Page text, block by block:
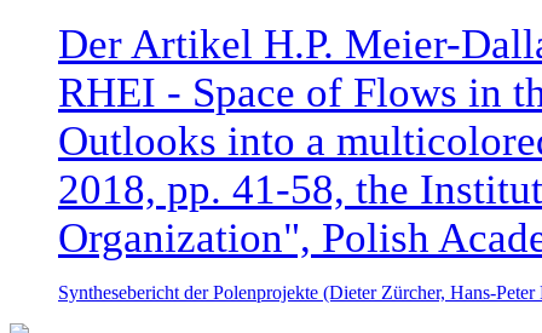
Der Artikel H.P. Meier-
RHEI - Space of Flows in
Outlooks into a
2018, pp. 41-58, the
Organization", Polish
Synthesebericht der Polenprojekte (Dieter Zürcher, Hans-